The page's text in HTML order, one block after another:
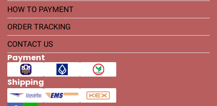
HOW TO PAYMENT
ORDER TRACKING
CONTACT US
Payment
Shipping